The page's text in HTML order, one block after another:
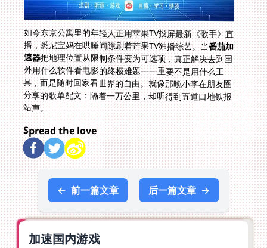
如今东京公寓里的年轻人正用苹果TV投屏最新《歌手》直
播，悉尼宝妈在哄睡间隙刷着芒果TV独播综艺。当番茄加
速器把地理位置从限制条件变为可选项，真正解决去到国
外用什么软件看电影的终极难题——重要不是用什么工
具，而是随时回家看世界的自由。就像那晚小李在朋友圈
分享的歌单配文：隔着一万公里，却听得到五道口地铁报
站声。
Spread the love
← 前一篇文章 后一篇文章 →
加速国内游戏